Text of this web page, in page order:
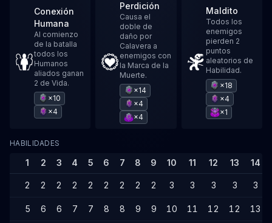
Conexión
Humana
Al comienzo
de la batalla
todos los
Humanos
aliados ganan
2 de Vida.
×10
×4
Perdición
Causa el
doble de
daño por
Calavera a
enemigos con
la Marca de la
Muerte.
×14
×4
×4
Maldito
Todos los
enemigos
pierden 2
puntos
aleatorios de
Habilidad.
×18
×4
×1
HABILIDADES
1 2 3 4 5 6 7 8 9 10 11 12 13 14
2 2 2 2 2 2 2 2 2 3 3 3 3 3
5 6 6 7 7 8 8 9 9 10 11 12 12 13